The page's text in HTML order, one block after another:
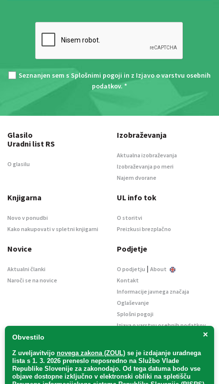
Seznanjen sem s Splošnimi pogoji in z Izjavo o varstvu osebnih
podatkov. *
×
Obvestilo
Z uveljavitvijo novega zakona (ZOUL) se je izdajanje uradnega
lista s 1. 3. 2026 preneslo neposredno na Službo Vlade
Republike Slovenije za zakonodajo. Od tega datuma bodo vse
objave dostopne izključno v elektronski obliki na spletišču
Glasilo
Uradni list RS
O glasilu
Izobraževanja
Aktualna izobraževanja
Izobraževanja po meri
Najem dvorane
Knjigarna
Novo v ponudbi
Kako nakupovati v spletni knjigarni
UL info tok
O storitvi
Preizkusi brezplačno
Novice
Aktualni članki
Naroči se na novice
Podjetje
O podjetju | About
Kontakt
Informacije javnega značaja
Oglaševanje
Splošni pogoji
Izjava o varstvu osebnih podatkov